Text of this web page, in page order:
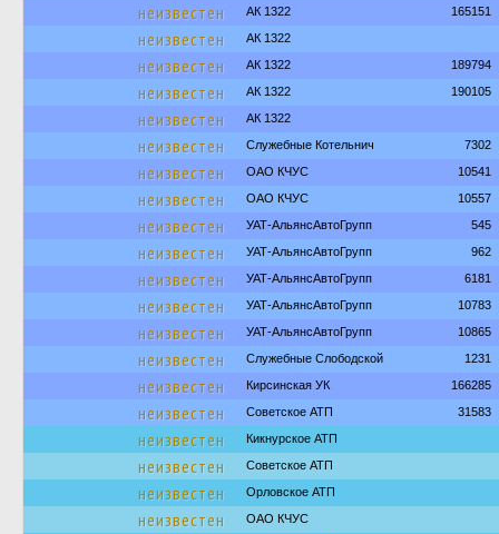
неизвестен АК 1322 165151
неизвестен АК 1322
неизвестен АК 1322 189794
неизвестен АК 1322 190105
неизвестен АК 1322
неизвестен Служебные Котельнич 7302
неизвестен ОАО КЧУС 10541
неизвестен ОАО КЧУС 10557
неизвестен УАТ-АльянсАвтоГрупп 545
неизвестен УАТ-АльянсАвтоГрупп 962
неизвестен УАТ-АльянсАвтоГрупп 6181
неизвестен УАТ-АльянсАвтоГрупп 10783
неизвестен УАТ-АльянсАвтоГрупп 10865
неизвестен Служебные Слободской 1231
неизвестен Кирсинская УК 166285
неизвестен Советское АТП 31583
неизвестен Кикнурское АТП
неизвестен Советское АТП
неизвестен Орловское АТП
неизвестен ОАО КЧУС